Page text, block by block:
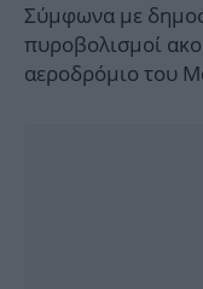
Σύμφωνα με
πυροβολισμοί
αεροδρόμιο του